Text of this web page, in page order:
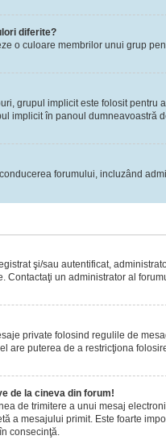
diferite?
o culoare membrilor unui grup
grupul implicit este folosit
implicit în panoul dumneavoastră
forumului, incluzând
şi/sau autentificat,
Contactaţi un administrator al
private folosind regulile de
are puterea de a restricţiona
de la cineva din forum!
de trimitere a unui mesaj
a mesajului primit. Este foarte
consecinţă.